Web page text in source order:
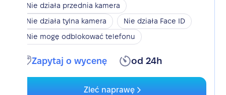
Nie działa przednia kamera
Nie działa tylna kamera
Nie działa Face ID
Nie mogę odblokować telefonu
Zapytaj o wycenę od 24h
Zleć naprawę